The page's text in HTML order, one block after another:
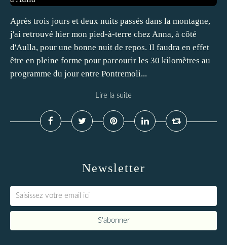
Après trois jours et deux nuits passés dans la montagne,
j'ai retrouvé hier mon pied-à-terre chez Anna, à côté
d'Aulla, pour une bonne nuit de repos. Il faudra en effet
être en pleine forme pour parcourir les 30 kilomètres au
programme du jour entre Pontremoli...
Lire la suite
Newsletter